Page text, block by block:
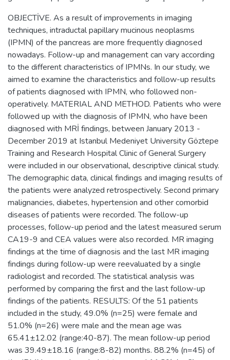
OBJECTİVE. As a result of improvements in imaging
techniques, intraductal papillary mucinous neoplasms
(IPMN) of the pancreas are more frequently diagnosed
nowadays. Follow-up and management can vary according
to the different characteristics of IPMNs. In our study, we
aimed to examine the characteristics and follow-up results
of patients diagnosed with IPMN, who followed non-
operatively. MATERIAL AND METHOD. Patients who were
followed up with the diagnosis of IPMN, who have been
diagnosed with MRİ findings, between January 2013 -
December 2019 at Istanbul Medeniyet University Göztepe
Training and Research Hospital Clinic of General Surgery
were included in our observational, descriptive clinical study.
The demographic data, clinical findings and imaging results of
the patients were analyzed retrospectively. Second primary
malignancies, diabetes, hypertension and other comorbid
diseases of patients were recorded. The follow-up
processes, follow-up period and the latest measured serum
CA19-9 and CEA values were also recorded. MR imaging
findings at the time of diagnosis and the last MR imaging
findings during follow-up were reevaluated by a single
radiologist and recorded. The statistical analysis was
performed by comparing the first and the last follow-up
findings of the patients. RESULTS: Of the 51 patients
included in the study, 49.0% (n=25) were female and
51.0% (n=26) were male and the mean age was
65.41±12.02 (range:40-87). The mean follow-up period
was 39.49±18.16 (range:8-82) months. 88.2% (n=45) of